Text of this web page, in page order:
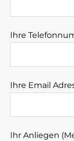
Ihre
Ihre Email
Ihr Anliegen